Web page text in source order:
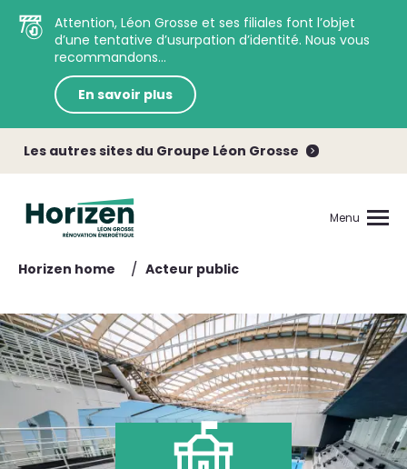
Attention, Léon Grosse et ses filiales font l’objet
d’une tentative d’usurpation d’identité. Nous vous
recommandons...
En savoir plus
Les autres sites du Groupe Léon Grosse
Menu
Horizen home / Acteur public